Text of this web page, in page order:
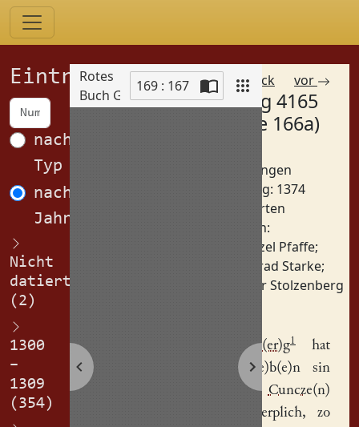
Einträge
nach
Typ
nach
Jahren
Nicht
datiert
(2)
1300
–
1309
(354)
Rotes
Buch Görlitz
169 : 167 zurück vor
Eintrag 4165
(Spalte 166a)
Auflassungen
Datierung: 1374
Garten
Personen:
Henzel Pfaffe;
Konrad Starke;
Peter Stolzenberg
Stalczinb(er)g1hat
uf ge(ge)b(e)n sin
garthe(n) Cuncze(n)
erplich, zo